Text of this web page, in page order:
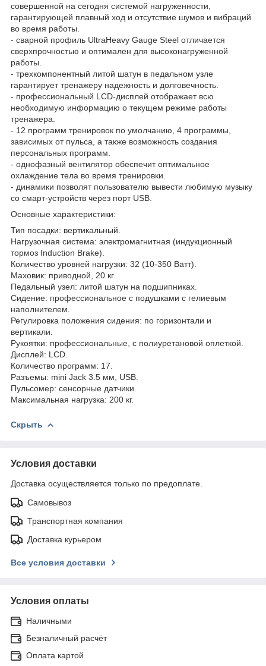
совершенной на сегодня системой нагруженности,
гарантирующей плавный ход и отсутствие шумов и вибраций
во время работы.
- сварной профиль UltraHeavy Gauge Steel отличается
сверхпрочностью и оптимален для высоконагруженной
работы.
- трехкомпонентный литой шатун в педальном узле
гарантирует тренажеру надежность и долговечность.
- профессиональный LCD-дисплей отображает всю
необходимую информацию о текущем режиме работы
тренажера.
- 12 программ тренировок по умолчанию, 4 программы,
зависимых от пульса, а также возможность создания
персональных программ.
- однофазный вентилятор обеспечит оптимальное
охлаждение тела во время тренировки.
- динамики позволят пользователю вывести любимую музыку
со смарт-устройств через порт USB.
Основные характеристики:
Тип посадки: вертикальный.
Нагрузочная система: электромагнитная (индукционный
тормоз Induction Brake).
Количество уровней нагрузки: 32 (10-350 Ватт).
Маховик: приводной, 20 кг.
Педальный узел: литой шатун на подшипниках.
Сидение: профессиональное с подушками с гелиевым
наполнителем.
Регулировка положения сидения: по горизонтали и
вертикали.
Рукоятки: профессиональные, с полиуретановой оплеткой.
Дисплей: LCD.
Количество программ: 17.
Разъемы: mini Jack 3.5 мм, USB.
Пульсомер: сенсорные датчики.
Максимальная нагрузка: 200 кг.
Скрыть
Условия доставки
Доставка осуществляется только по предоплате.
Самовывоз
Транспортная компания
Доставка курьером
Все условия доставки
Условия оплаты
Наличными
Безналичный расчёт
Оплата картой